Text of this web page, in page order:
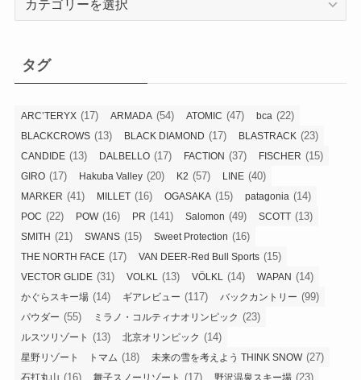
ー
タグ
ARC’TERYX (17) ARMADA (54) ATOMIC (47) bca (22)
BLACKCROWS (13) BLACK DIAMOND (17) BLASTRACK (23)
CANDIDE (13) DALBELLO (17) FACTION (37) FISCHER (15)
GIRO (17) Hakuba Valley (20) K2 (57) LINE (40)
MARKER (41) MILLET (16) OGASAKA (15) patagonia (14)
POC (22) POW(16) PR (141) Salomon (49) SCOTT (13)
SMITH (21) SWANS (15) Sweet Protection (16)
THE NORTH FACE (17) VAN DEER-Red Bull Sports (15)
VECTOR GLIDE (31) VOLKL (13) VÖLKL (14) WAPAN (14)
かぐらスキー場 (14) ギアレビュー (117) バックカントリー (99)
パウダー (55) ミラノ・コルティナオリンピック (23)
ルスツリゾート (13) 北京オリンピック (14)
星野リゾート トマム (18) 未来の雪を考えよう THINK SNOW(27)
石打丸山 (16) 舞子スノーリゾート (17) 野沢温泉スキー場 (23)